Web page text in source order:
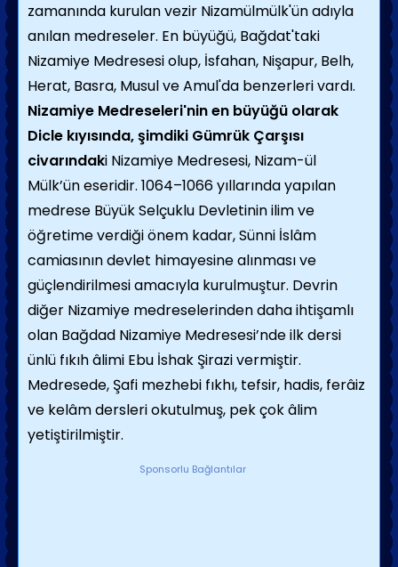
zamanında kurulan vezir Nizamülmülk'ün adıyla
anılan medreseler. En büyüğü, Bağdat'taki
Nizamiye Medresesi olup, İsfahan, Nişapur, Belh,
Herat, Basra, Musul ve Amul'da benzerleri vardı.
Nizamiye Medreseleri'nin en büyüğü olarak
Dicle kıyısında, şimdiki Gümrük Çarşısı
civarındaki Nizamiye Medresesi, Nizam-ül
Mülk’ün eseridir. 1064–1066 yıllarında yapılan
medrese Büyük Selçuklu Devletinin ilim ve
öğretime verdiği önem kadar, Sünni İslâm
camiasının devlet himayesine alınması ve
güçlendirilmesi amacıyla kurulmuştur. Devrin
diğer Nizamiye medreselerinden daha ihtişamlı
olan Bağdad Nizamiye Medresesi’nde ilk dersi
ünlü fıkıh âlimi Ebu İshak Şirazi vermiştir.
Medresede, Şafi mezhebi fıkhı, tefsir, hadis, ferâiz
ve kelâm dersleri okutulmuş, pek çok âlim
yetiştirilmiştir.
Sponsorlu Bağlantılar